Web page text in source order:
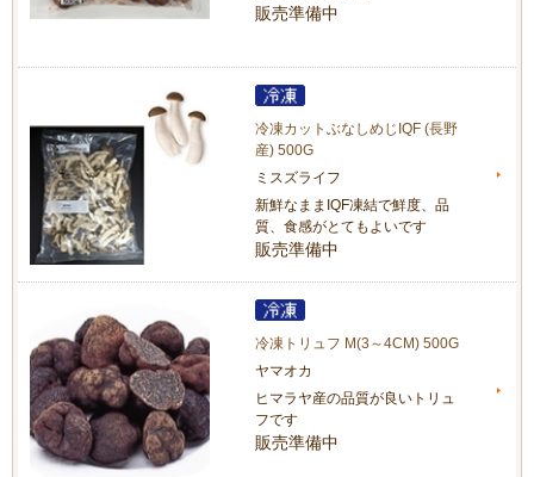
販売準備中
冷凍カットぶなしめじIQF (長野
産) 500G
ミスズライフ
新鮮なままIQF凍結で鮮度、品
質、食感がとてもよいです
販売準備中
冷凍トリュフ M(3～4CM) 500G
ヤマオカ
ヒマラヤ産の品質が良いトリュ
フです
販売準備中